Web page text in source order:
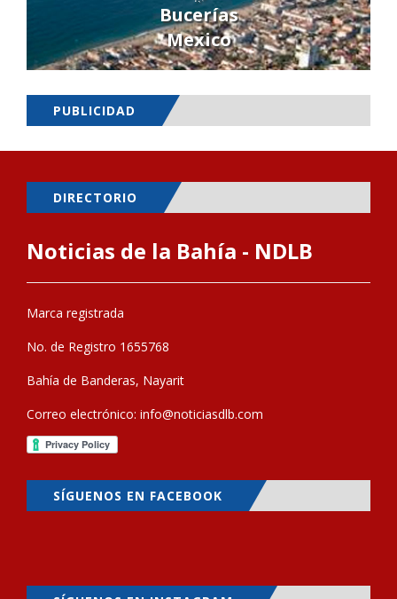
Bucerías
Mexico
PUBLICIDAD
DIRECTORIO
Noticias de la Bahía - NDLB
Marca registrada
No. de Registro 1655768
Bahía de Banderas, Nayarit
Correo electrónico: info@noticiasdlb.com
SÍGUENOS EN FACEBOOK